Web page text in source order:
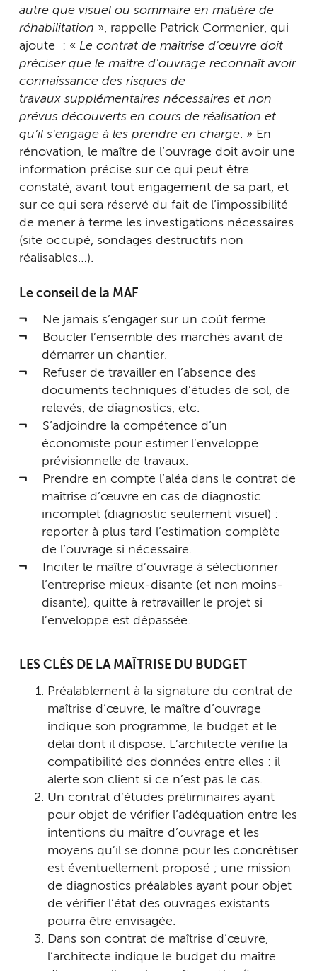
autre que visuel ou sommaire en matière de
réhabilitation », rappelle Patrick Cormenier, qui
ajoute : « Le contrat de maîtrise d'œuvre doit
préciser que le maître d'ouvrage reconnaît avoir
connaissance des risques de
travaux supplémentaires nécessaires et non
prévus découverts en cours de réalisation et
qu’il s'engage à les prendre en charge . » En
rénovation, le maître de l’ouvrage doit avoir une
information précise sur ce qui peut être
constaté, avant tout engagement de sa part, et
sur ce qui sera réservé du fait de l’impossibilité
de mener à terme les investigations nécessaires
(site occupé, sondages destructifs non
réalisables…).
Le conseil de la MAF
Ne jamais s’engager sur un coût ferme.
Boucler l’ensemble des marchés avant de
démarrer un chantier.
Refuser de travailler en l’absence des
documents techniques d’études de sol, de
relevés, de diagnostics, etc.
S’adjoindre la compétence d’un
économiste pour estimer l’enveloppe
prévisionnelle de travaux.
Prendre en compte l’aléa dans le contrat de
maîtrise d’œuvre en cas de diagnostic
incomplet (diagnostic seulement visuel) :
reporter à plus tard l’estimation complète
de l’ouvrage si nécessaire.
Inciter le maître d’ouvrage à sélectionner
l’entreprise mieux-disante (et non moins-
disante), quitte à retravailler le projet si
l’enveloppe est dépassée.
LES CLÉS DE LA MAÎTRISE DU BUDGET
Préalablement à la signature du contrat de
maîtrise d’œuvre, le maître d’ouvrage
indique son programme, le budget et le
délai dont il dispose. L’architecte vérifie la
compatibilité des données entre elles : il
alerte son client si ce n’est pas le cas.
Un contrat d’études préliminaires ayant
pour objet de vérifier l’adéquation entre les
intentions du maître d’ouvrage et les
moyens qu’il se donne pour les concrétiser
est éventuellement proposé ; une mission
de diagnostics préalables ayant pour objet
de vérifier l’état des ouvrages existants
pourra être envisagée.
Dans son contrat de maîtrise d’œuvre,
l’architecte indique le budget du maître